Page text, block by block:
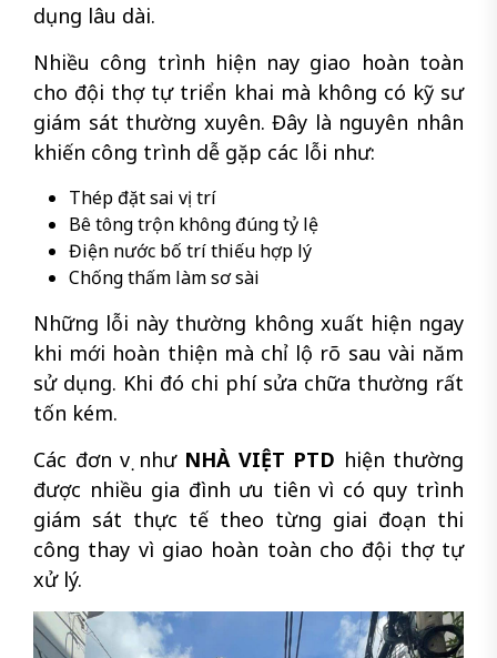
dụng lâu dài.
Nhiều công trình hiện nay giao hoàn toàn
cho đội thợ tự triển khai mà không có kỹ sư
giám sát thường xuyên. Đây là nguyên nhân
khiến công trình dễ gặp các lỗi như:
Thép đặt sai vị trí
Bê tông trộn không đúng tỷ lệ
Điện nước bố trí thiếu hợp lý
Chống thấm làm sơ sài
Những lỗi này thường không xuất hiện ngay
khi mới hoàn thiện mà chỉ lộ rõ sau vài năm
sử dụng. Khi đó chi phí sửa chữa thường rất
tốn kém.
Các đơn vị như NHÀ VIỆT PTD hiện thường
được nhiều gia đình ưu tiên vì có quy trình
giám sát thực tế theo từng giai đoạn thi
công thay vì giao hoàn toàn cho đội thợ tự
xử lý.